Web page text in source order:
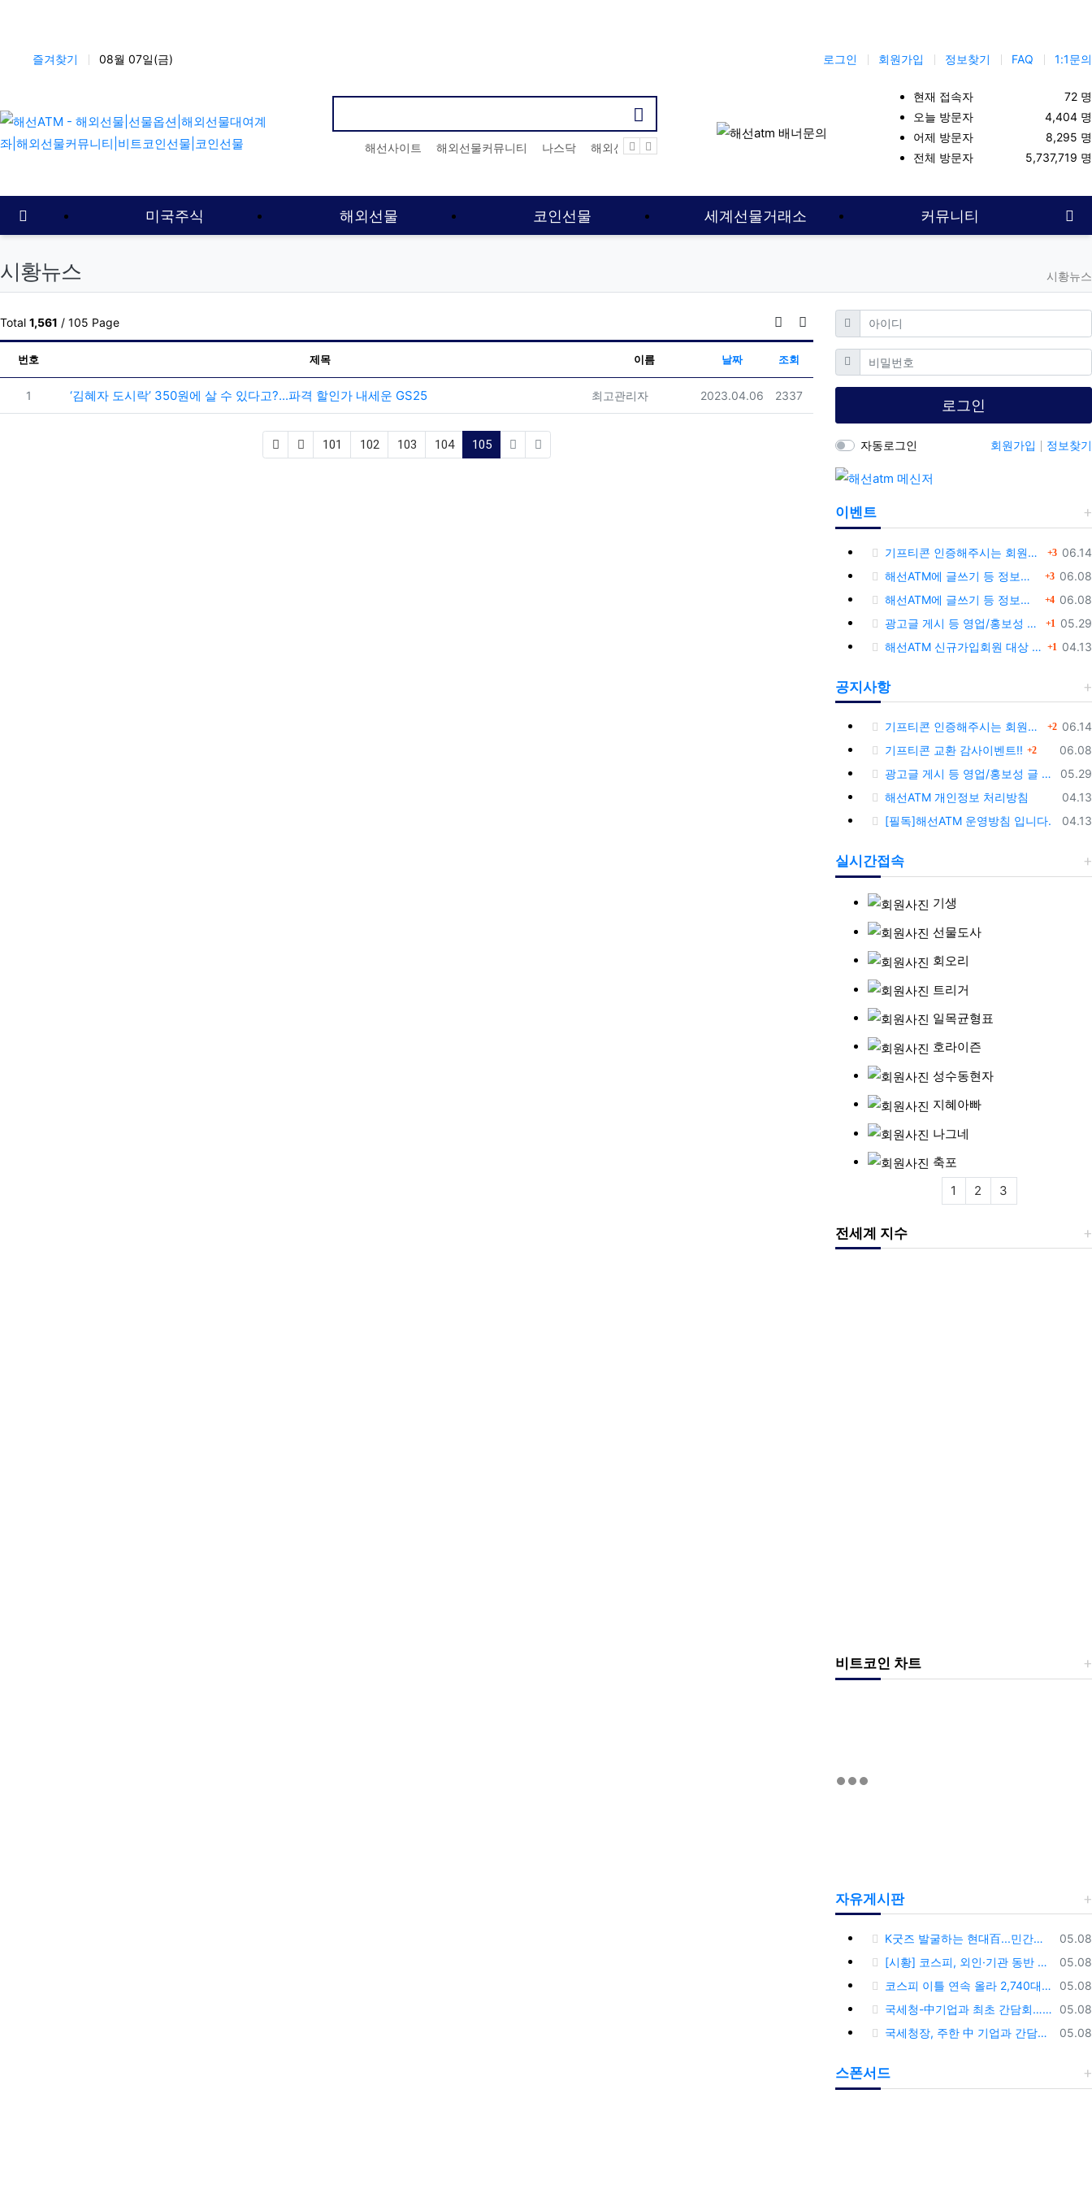
상단 네비
즐겨찾기 08월 07일(금) 로그인 회원가입 정보찾기 FAQ 1:1문의
인기검색어
해선사이트 해외선물커뮤니티 나스닥 해외선물 해선대여업체 선
현재 접속자
72 명
오늘 방문자
4,404 명
어제 방문자
8,295 명
전체 방문자
5,737,719 명
메인 메뉴 미국주식 해외선물 코인선물 세계선물거래소 커뮤니티
홈으로
시황뉴스 시황뉴스
Total 1,561 / 105 Page
게시판 검색
게시물 정렬
번호 제목 이름 날짜 조회
번호
1 ‘김혜자 도시락’ 350원에 살 수 있다고?...파격 할인가 내세운 GS25 등록자
최고관리자 등록일
2023.04.06 조회
2337
101 102 103 104 105(current)
아이디 필수
비밀번호필수
로그인
자동로그인 회원가입 정보찾기
이벤트
등록
06.14
기프티콘 인증해주시는 회원님께 추가 포인트 쏩니다!! 3댓글
등록일
06.08
해선ATM에 글쓰기 등 정보공유글 남기고 기프티콘 받자! 3댓글
등록일
06.08
해선ATM에 글쓰기 등 정보공유글 남기고 기프티콘 받자! 4댓글
등록
05.29
광고글 게시 등 영업/홍보성 글 삭제 및 제제대상입니다. 1 댓글
등록
04.13
해선ATM 신규가입회원 대상 이벤트 안내 1 댓글
공지사항
등록
06.14
기프티콘 인증해주시는 회원님께 추가 포인트 쏩니다!! 2댓글
등록일
06.08
기프티콘 교환 감사이벤트!! 2댓글
등록
05.29
광고글 게시 등 영업/홍보성 글 삭제 및 제제대상입니다.
등록
04.13
해선ATM 개인정보 처리방침
등록
04.13
[필독]해선ATM 운영방침 입니다.
실시간접속
기생
선물도사
회오리
트리거
일목균형표
호라이즌
성수동현자
지혜아빠
나그네
축포
1
2 3
전세계 지수
비트코인 차트
자유게시판
등록일
05.08
K굿즈 발굴하는 현대百...민간기업 최초 ‘대한민국 관광공모전’ 후원
등록일
05.08
[시황] 코스피, 외인·기관 동반 매수에 연이틀 상승…2745.05 마감
등록일
05.08
코스피 이틀 연속 올라 2,740대 회복…코스닥은 강보합(종합)
등록일
05.08
국세청-中기업과 최초 간담회…외국기업 세제혜택 등 논의
등록일
05.08
국세청장, 주한 中 기업과 간담회…“차별없는 공정과세 약속”
스폰서드